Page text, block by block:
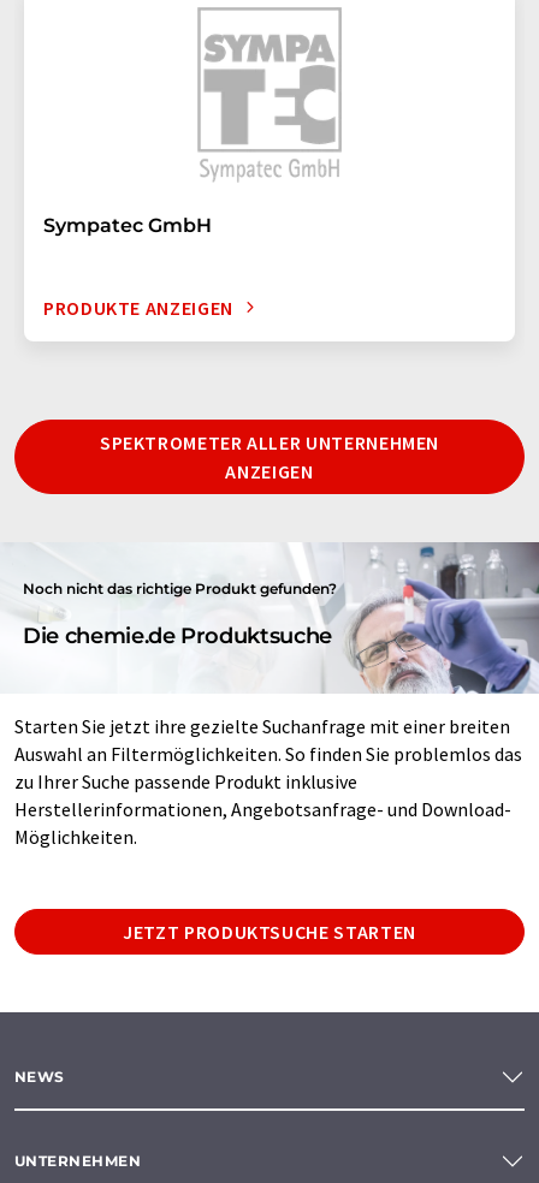
Sympatec GmbH
PRODUKTE ANZEIGEN
SPEKTROMETER ALLER UNTERNEHMEN
ANZEIGEN
Noch nicht das richtige Produkt gefunden?
Die chemie.de Produktsuche
Starten Sie jetzt ihre gezielte Suchanfrage mit einer breiten
Auswahl an Filtermöglichkeiten. So finden Sie problemlos das
zu Ihrer Suche passende Produkt inklusive
Herstellerinformationen, Angebotsanfrage- und Download-
Möglichkeiten.
JETZT PRODUKTSUCHE STARTEN
NEWS
UNTERNEHMEN